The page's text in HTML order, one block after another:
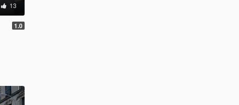
13
1.0